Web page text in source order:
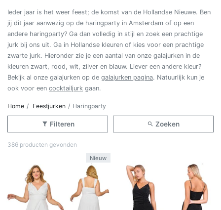
Ieder jaar is het weer feest; de komst van de Hollandse Nieuwe. Ben
jij dit jaar aanwezig op de haringparty in Amsterdam of op een
andere haringparty? Ga dan volledig in stijl en zoek een prachtige
jurk bij ons uit. Ga in Hollandse kleuren of kies voor een prachtige
zwarte jurk. Hieronder zie je een aantal van onze galajurken in de
kleuren zwart, rood, wit, zilver en blauw. Liever een andere kleur?
Bekijk al onze galajurken op de galajurken pagina. Natuurlijk kun je
ook voor een cocktailjurk gaan.
Home Feestjurken Haringparty
Filteren Zoeken
386 producten gevonden
Nieuw